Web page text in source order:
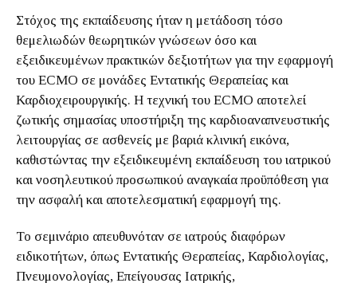
Στόχος της εκπαίδευσης ήταν η μετάδοση τόσο
θεμελιωδών θεωρητικών γνώσεων όσο και
εξειδικευμένων πρακτικών δεξιοτήτων για την εφαρμογή
του ECMO σε μονάδες Εντατικής Θεραπείας και
Καρδιοχειρουργικής. Η τεχνική του ECMO αποτελεί
ζωτικής σημασίας υποστήριξη της καρδιοαναπνευστικής
λειτουργίας σε ασθενείς με βαριά κλινική εικόνα,
καθιστώντας την εξειδικευμένη εκπαίδευση του ιατρικού
και νοσηλευτικού προσωπικού αναγκαία προϋπόθεση για
την ασφαλή και αποτελεσματική εφαρμογή της.
Το σεμινάριο απευθυνόταν σε ιατρούς διαφόρων
ειδικοτήτων, όπως Εντατικής Θεραπείας, Καρδιολογίας,
Πνευμονολογίας, Επείγουσας Ιατρικής,